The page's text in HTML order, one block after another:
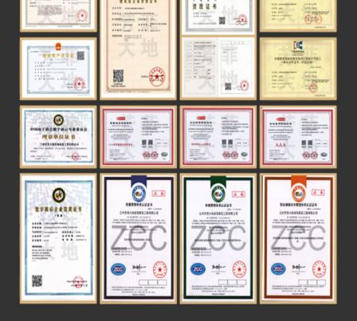
获甲方好评
由芳菲大地展览公司设计施工的白银矿山
（国家）精神纪念馆于近期完工
太子山沉浸式空间通过验收
甘南州成立70周年成就展设计方案通过评审
红西路军在祁连纪念馆有序施工
青海卫校校史馆项目圆满完工
芳菲大地展览完成中国铁路安全警示教育馆
全案策划设计
芳菲大地展览助力财贸学院文化建设受好评
青海发投碱业企业展厅施工进行中
甘肃财贸学院校史馆一期施工进度即将完工
华池农耕文化馆召开项目评审会
甘肃财贸职业学院校史馆进场施工
青海卫校中药标本馆正式开放(芳菲大地装饰
建筑装饰工程设计专项乙级
数字多媒体工程系统集成一级
建筑装修装饰工程专业承包一级
智慧博物馆设计施工一体化一级
电子与智能化工程专业承包二级
电子与智能化系统系统集成一级
数字展示工程设计施工一体化 一级